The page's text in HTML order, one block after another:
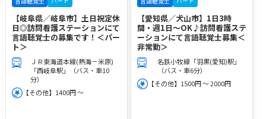
【岐阜県／岐阜市】土日祝定休
日◎訪問看護ステーションにて
言語聴覚士の募集です！＜パー
ト＞
ＪＲ東海道本線(熱海－米原)
「西岐阜駅」（バス・車10
分）
【その他】1400円 ～
【愛知県／犬山市】1日3時
間・週1日～OK♪訪問看護ステ
ーションにて言語聴覚士募集＜
非常勤＞
名鉄小牧線「羽黒(愛知)駅」
（バス・車6分）
【その他】1500円 ～ 2000円